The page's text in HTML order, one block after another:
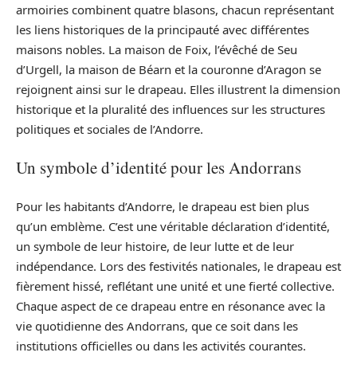
armoiries combinent quatre blasons, chacun représentant
les liens historiques de la principauté avec différentes
maisons nobles. La maison de Foix, l’évêché de Seu
d’Urgell, la maison de Béarn et la couronne d’Aragon se
rejoignent ainsi sur le drapeau. Elles illustrent la dimension
historique et la pluralité des influences sur les structures
politiques et sociales de l’Andorre.
Un symbole d’identité pour les Andorrans
Pour les habitants d’Andorre, le drapeau est bien plus
qu’un emblème. C’est une véritable déclaration d’identité,
un symbole de leur histoire, de leur lutte et de leur
indépendance. Lors des festivités nationales, le drapeau est
fièrement hissé, reflétant une unité et une fierté collective.
Chaque aspect de ce drapeau entre en résonance avec la
vie quotidienne des Andorrans, que ce soit dans les
institutions officielles ou dans les activités courantes.